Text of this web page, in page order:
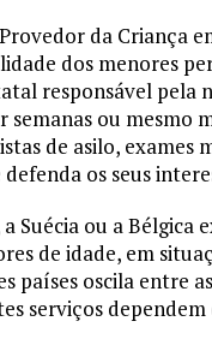
da Criança
dos menores
responsável pela
ou mesmo
de asilo, exames
os seus
Suécia ou a Bélgica
de idade, em
oscila entre
serviços